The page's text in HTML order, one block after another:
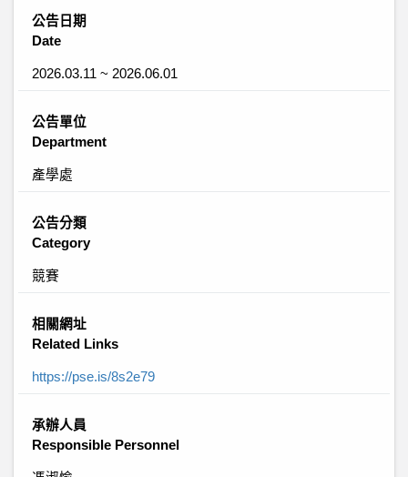
公告日期
Date
2026.03.11 ~ 2026.06.01
公告單位
Department
產學處
公告分類
Category
競賽
相關網址
Related Links
https://pse.is/8s2e79
承辦人員
Responsible Personnel